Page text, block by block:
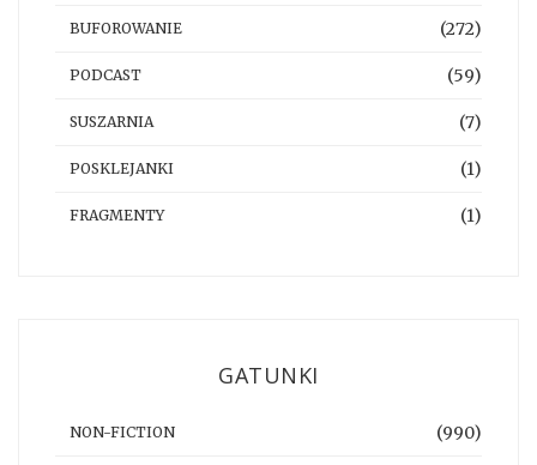
BUFOROWANIE (272)
PODCAST (59)
SUSZARNIA (7)
POSKLEJANKI (1)
FRAGMENTY (1)
GATUNKI
NON-FICTION (990)